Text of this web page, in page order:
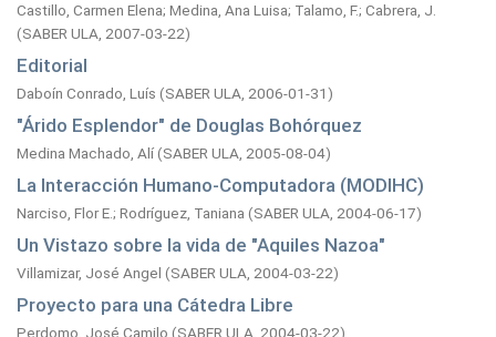
Castillo, Carmen Elena; Medina, Ana Luisa; Talamo, F.; Cabrera, J.
(SABER ULA, 2007-03-22)
Editorial
Daboín Conrado, Luís (SABER ULA, 2006-01-31)
"Árido Esplendor" de Douglas Bohórquez
Medina Machado, Alí(SABER ULA, 2005-08-04)
La Interacción Humano-Computadora (MODIHC)
Narciso, Flor E.; Rodríguez, Taniana (SABER ULA, 2004-06-17)
Un Vistazo sobre la vida de "Aquiles Nazoa"
Villamizar, José Angel (SABER ULA, 2004-03-22)
Proyecto para una Cátedra Libre
Perdomo, José Camilo (SABER ULA, 2004-03-22)